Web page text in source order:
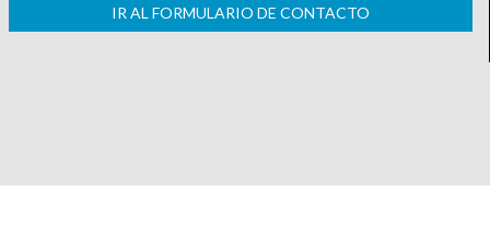
IR AL FORMULARIO DE CONTACTO